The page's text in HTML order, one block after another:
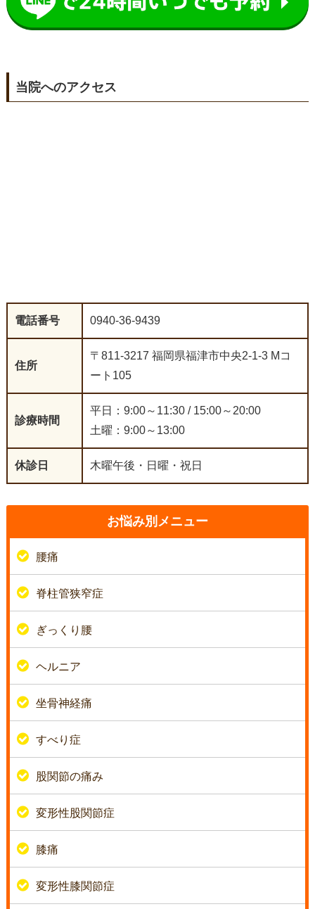
当院へのアクセス
電話番号 0940-36-9439
住所
〒811-3217 福岡県福津市中央2-1-3 Mコ
ート105
診療時間
平日：9:00～11:30 / 15:00～20:00
土曜：9:00～13:00
休診日 木曜午後・日曜・祝日
お悩み別メニュー
腰痛
脊柱管狭窄症
ぎっくり腰
ヘルニア
坐骨神経痛
すべり症
股関節の痛み
変形性股関節症
膝痛
変形性膝関節症